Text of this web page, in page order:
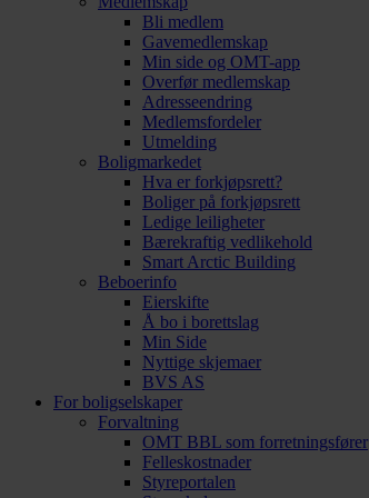
Bli medlem
Gavemedlemskap
Min side og OMT-app
Overfør medlemskap
Adresseendring
Medlemsfordeler
Utmelding
Boligmarkedet
Hva er forkjøpsrett?
Boliger på forkjøpsrett
Ledige leiligheter
Bærekraftig vedlikehold
Smart Arctic Building
Beboerinfo
Eierskifte
Å bo i borettslag
Min Side
Nyttige skjemaer
BVS AS
For boligselskaper
Forvaltning
OMT BBL som forretningsfører
Felleskostnader
Styreportalen